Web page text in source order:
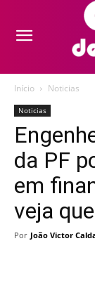
Início Noticias
Noticias
da PF
em
veja
Por João Victor